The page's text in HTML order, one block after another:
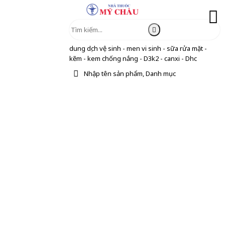
dung dịch vệ sinh - men vi sinh - sữa rửa mặt -
kẽm - kem chống nắng - D3k2 - canxi - Dhc
Nhập tên sản phẩm, Danh mục